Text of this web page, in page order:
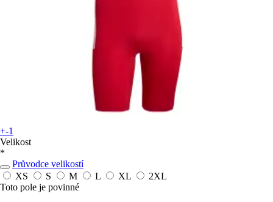
+-1
Velikost
*
Průvodce velikostí
XS
S M L XL
2XL
Toto pole je povinné